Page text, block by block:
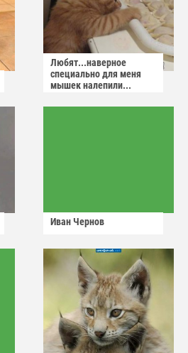
Любят...наверное
специально для меня
мышек налепили...
Иван Чернов